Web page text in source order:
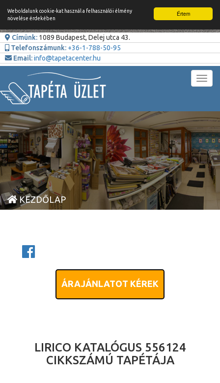
Értem
Weboldalunk cookie-kat használ a felhasználói élmény
növelése érdekében
Címünk: 1089 Budapest, Delej utca 43.
Telefonszámunk: +36-1-788-50-95
Email:info@tapetacenter.hu
KEZDŐLAP
ÁRAJÁNLATOT KÉREK
LIRICO KATALÓGUS 556124
CIKKSZÁMÚ TAPÉTÁJA